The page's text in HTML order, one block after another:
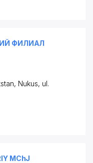
ФИЛИАЛ
Nukus, ul.
MChJ